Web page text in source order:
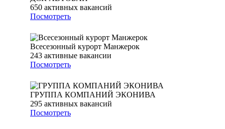
650 активных вакансий
Посмотреть
Всесезонный курорт Манжерок
243 активные вакансии
Посмотреть
ГРУППА КОМПАНИЙ ЭКОНИВА
295 активных вакансий
Посмотреть